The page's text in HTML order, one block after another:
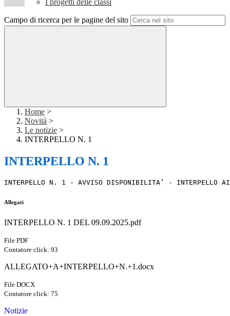
I progetti delle classi
Campo di ricerca per le pagine del sito
Home >
Novità >
Le notizie >
INTERPELLO N. 1
INTERPELLO N. 1
INTERPELLO N. 1 - AVVISO DISPONIBILITA’ -
Allegati
INTERPELLO N. 1 DEL 09.09.2025.pdf
File PDF
Contatore click: 93
ALLEGATO+A+INTERPELLO+N.+1.docx
File DOCX
Contatore click: 75
Notizie